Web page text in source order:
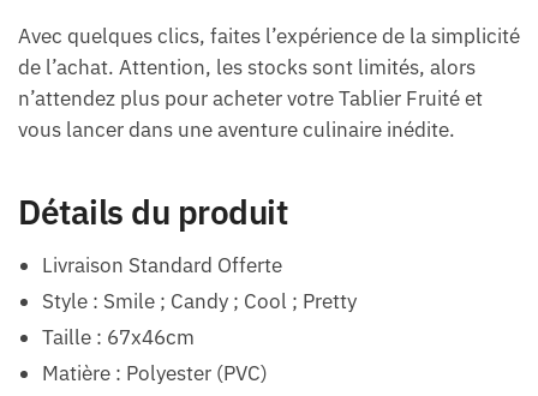
Avec quelques clics, faites l’expérience de la simplicité
de l’achat. Attention, les stocks sont limités, alors
n’attendez plus pour acheter votre Tablier Fruité et
vous lancer dans une aventure culinaire inédite.
Détails du produit
Livraison Standard Offerte
Style : Smile ; Candy ; Cool ; Pretty
Taille : 67x46cm
Matière : Polyester (PVC)